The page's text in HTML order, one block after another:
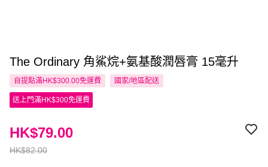
The Ordinary 角鯊烷+氨基酸潤唇膏 15毫升
自提點滿HK$300.00免運費 國家/地區配送
送上門滿HK$300免運費
HK$82.00
HK$79.00